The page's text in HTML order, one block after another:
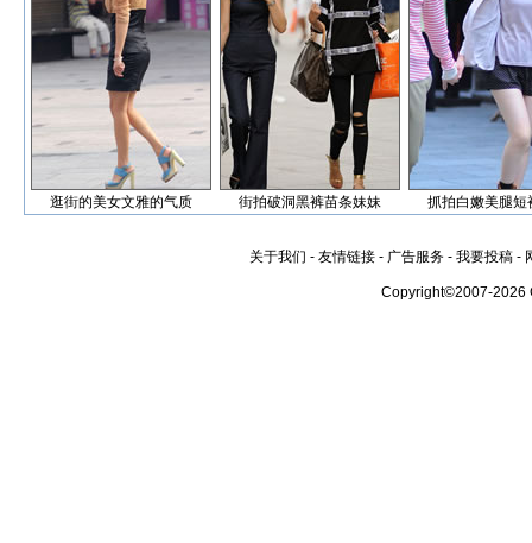
逛街的美女文雅的气质 街拍破洞黑裤苗条妹妹 抓拍白嫩美腿短
关于我们 - 友情链接 - 广告服务 - 我要投稿 -
Copyright©2007-2026